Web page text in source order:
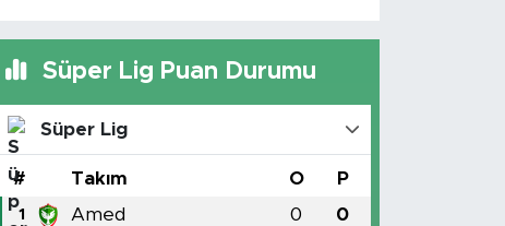
Süper Lig Puan Durumu
Süper Lig
# Takım O P
1 Amed 0 0